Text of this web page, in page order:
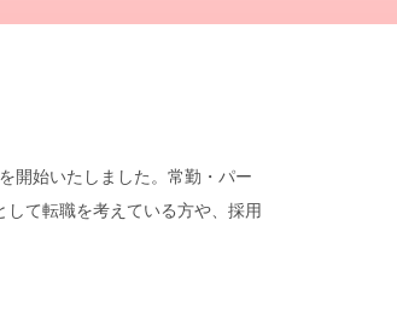
開始いたしました。常勤・パー
て転職を考えている方や、採用